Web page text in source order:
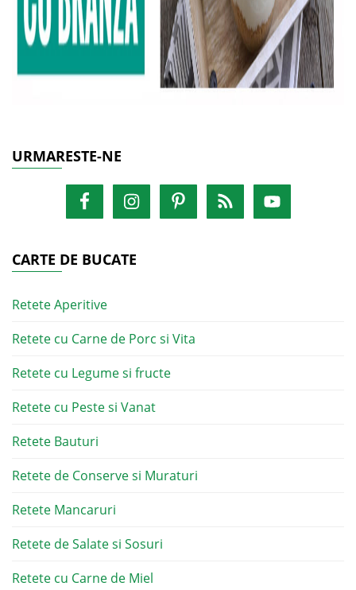
URMARESTE-NE
CARTE DE BUCATE
Retete Aperitive
Retete cu Carne de Porc si Vita
Retete cu Legume si fructe
Retete cu Peste si Vanat
Retete Bauturi
Retete de Conserve si Muraturi
Retete Mancaruri
Retete de Salate si Sosuri
Retete cu Carne de Miel